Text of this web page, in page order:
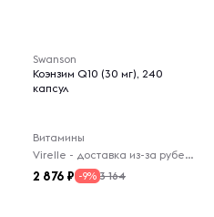
Swanson
Коэнзим Q10 (30 мг), 240
капсул
Витамины
Virelle - доставка из-за рубежа
2 876 -9% 3 164